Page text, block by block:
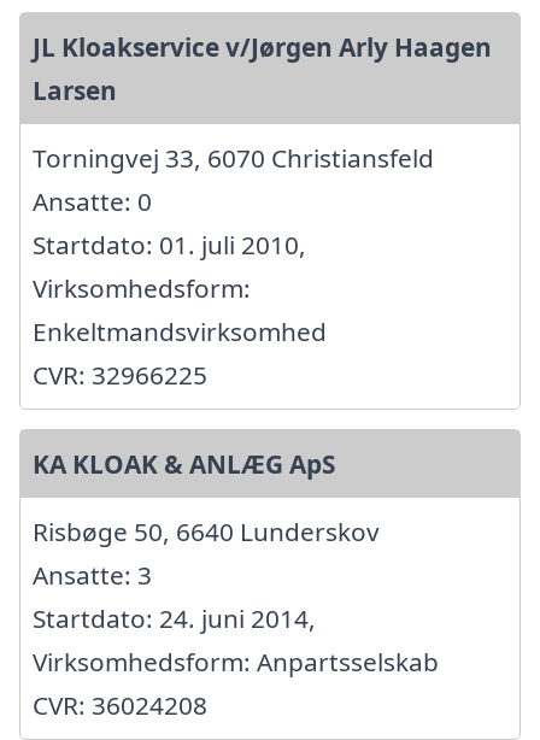
JL Kloakservice v/Jørgen Arly Haagen
Larsen
Torningvej 33, 6070 Christiansfeld
Ansatte: 0
Startdato: 01. juli 2010,
Virksomhedsform:
Enkeltmandsvirksomhed
CVR: 32966225
KA KLOAK & ANLÆG ApS
Risbøge 50, 6640 Lunderskov
Ansatte: 3
Startdato: 24. juni 2014,
Virksomhedsform: Anpartsselskab
CVR: 36024208